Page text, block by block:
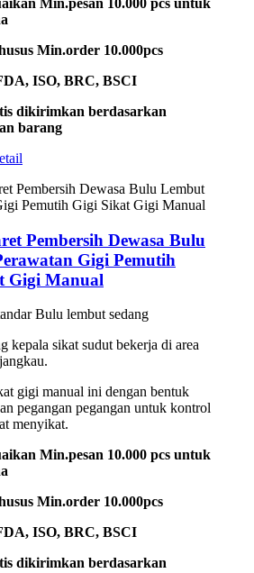
Min.pesan 10.000 pcs untuk
Min.order 10.000pcs
ISO, BRC, BSCI
dikirimkan berdasarkan
barang
Pembersih Dewasa Bulu
Gigi Pemutih
Gigi Manual
Bulu lembut sedang
kepala sikat sudut bekerja di area
gigi manual ini dengan bentuk
pegangan pegangan untuk kontrol
menyikat.
Min.pesan 10.000 pcs untuk
Min.order 10.000pcs
ISO, BRC, BSCI
dikirimkan berdasarkan